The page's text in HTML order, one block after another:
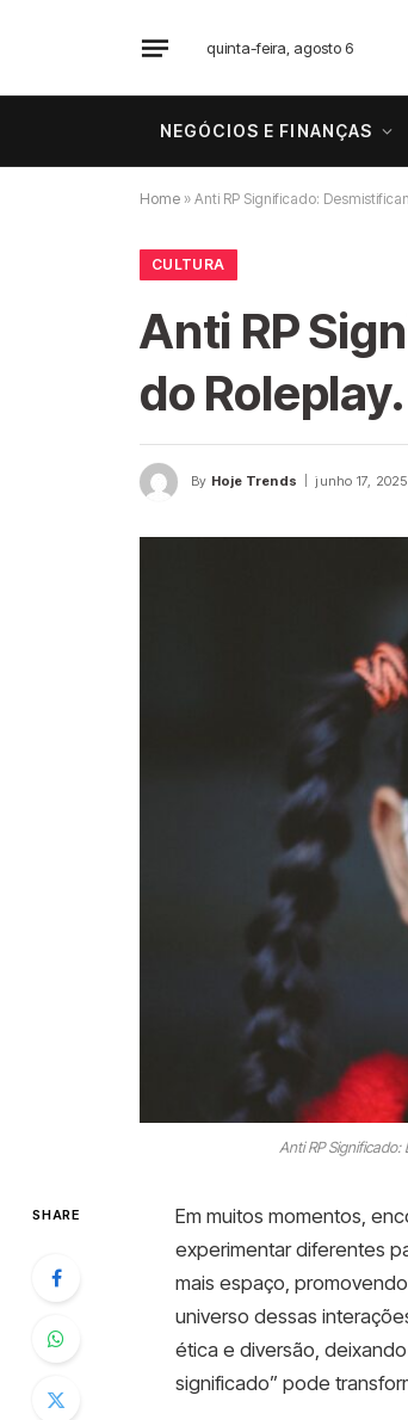
quinta-feira, agosto 6
NEGÓCIOS E FINANÇAS
Home » Anti RP Significado:
CULTURA
Anti RP
do Roleplay.
By Hoje Trends junho 17, 2025
Anti RP
SHARE
Em muitos momentos,
experimentar diferentes
mais espaço,
universo dessas
ética e diversão,
significado” pode